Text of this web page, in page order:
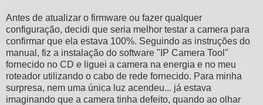
Antes de atualizar o firmware ou fazer qualquer
configuração, decidi que seria melhor testar a camera para
confirmar que ela estava 100%. Seguindo as instruções do
manual, fiz a instalação do software "IP Camera Tool"
fornecido no CD e liguei a camera na energia e no meu
roteador utilizando o cabo de rede fornecido. Para minha
surpresa, nem uma única luz acendeu... já estava
imaginando que a camera tinha defeito, quando ao olhar